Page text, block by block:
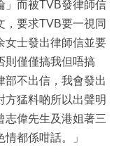
」而被TVB發律師信
，要求TVB要一視同
女士發出律師信並要
則僅僅搞我但唔搞
部不出信，我會發出
方猛料啲所以出聲明
志偉先生及港姐著三
都係咁話。」